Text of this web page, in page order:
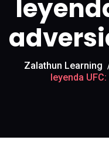
Zalathun Learning
leyenda